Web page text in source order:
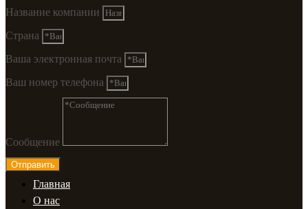
Название компании
Страна
Ваша электронная почта
Ваш номер телефона
Сообщение
Отправить
Главная
О нас